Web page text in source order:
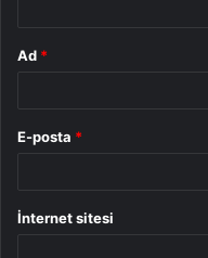
Ad *
E-posta *
İnternet sitesi